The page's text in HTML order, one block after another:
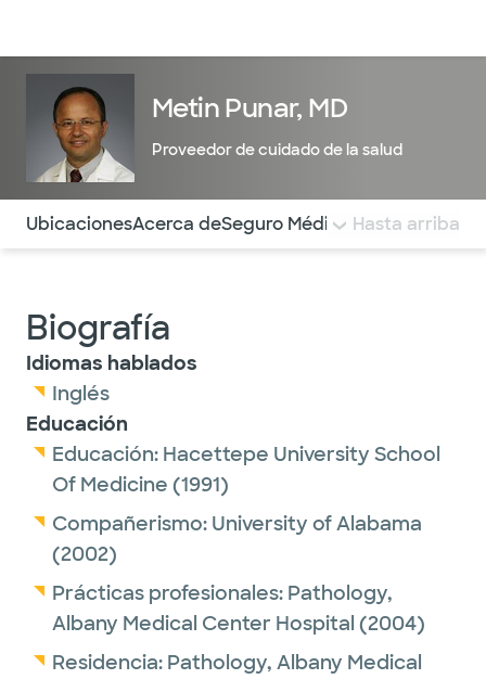
Metin Punar, MD
Proveedor de cuidado de la salud
Utilice esta navegación para saltar rápidamente a
UbicacionesAcerca deSeguro Médico COMENTARIOS
Hasta arriba
Biografía
Idiomas hablados
Inglés
Educación
Educación: Hacettepe University School
Of Medicine (1991)
Compañerismo: University of Alabama
(2002)
Prácticas profesionales: Pathology,
Albany Medical Center Hospital (2004)
Residencia: Pathology, Albany Medical